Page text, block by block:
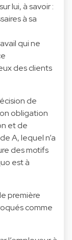
lui, à savoir :
à sa
qui ne
des clients
de
obligation
et de
A, lequel n’a
des motifs
est à
première
comme